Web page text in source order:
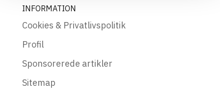
INFORMATION
Cookies & Privatlivspolitik
Profil
Sponsorerede artikler
Sitemap